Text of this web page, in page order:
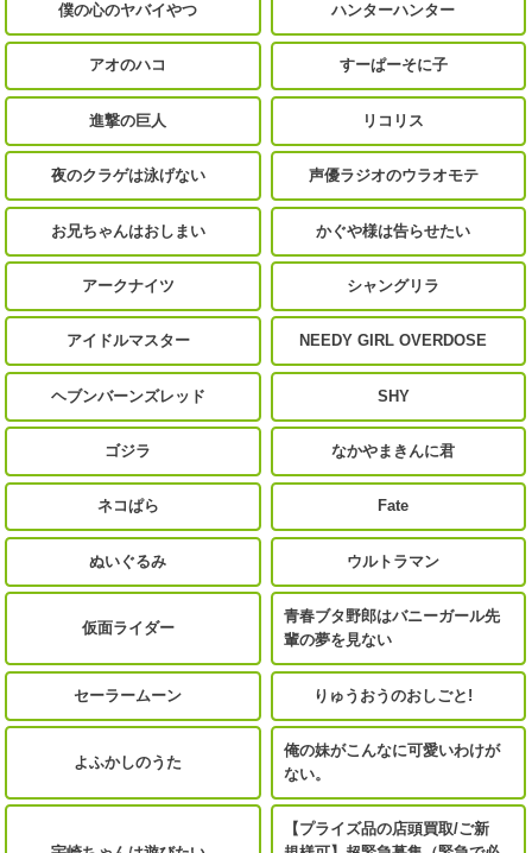
僕の心のヤバイやつ ハンターハンター
アオのハコ すーぱーそに子
進撃の巨人 リコリス
夜のクラゲは泳げない 声優ラジオのウラオモテ
お兄ちゃんはおしまい かぐや様は告らせたい
アークナイツ シャングリラ
アイドルマスター NEEDY GIRL OVERDOSE
ヘブンバーンズレッド SHY
ゴジラ なかやまきんに君
ネコぱら Fate
ぬいぐるみ ウルトラマン
仮面ライダー
青春ブタ野郎はバニーガール先
輩の夢を見ない
セーラームーン りゅうおうのおしごと!
よふかしのうた
俺の妹がこんなに可愛いわけが
ない。
【プライズ品の店頭買取/ご新